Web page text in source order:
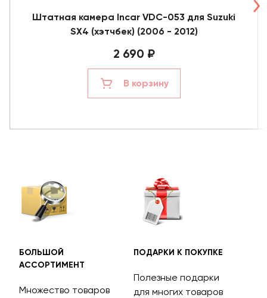
Штатная камера Incar VDC-053 для Suzuki
SX4 (хэтчбек) (2006 - 2012)
2 690 ₽
В корзину
БОЛЬШОЙ
АССОРТИМЕНТ
Множество товаров
ПОДАРКИ К ПОКУПКЕ
Полезные подарки
для многих товаров